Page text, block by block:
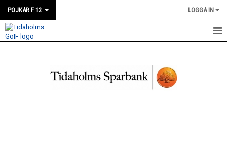
POJKAR F 12 LOGGA IN